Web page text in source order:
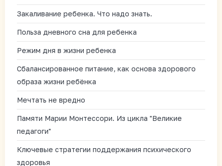
Закаливание ребенка. Что надо знать.
Польза дневного сна для ребенка
Режим дня в жизни ребенка
Сбалансированное питание, как основа здорового
образа жизни ребёнка
Мечтать не вредно
Памяти Марии Монтессори. Из цикла "Великие
педагоги"
Ключевые стратегии поддержания психического
здоровья